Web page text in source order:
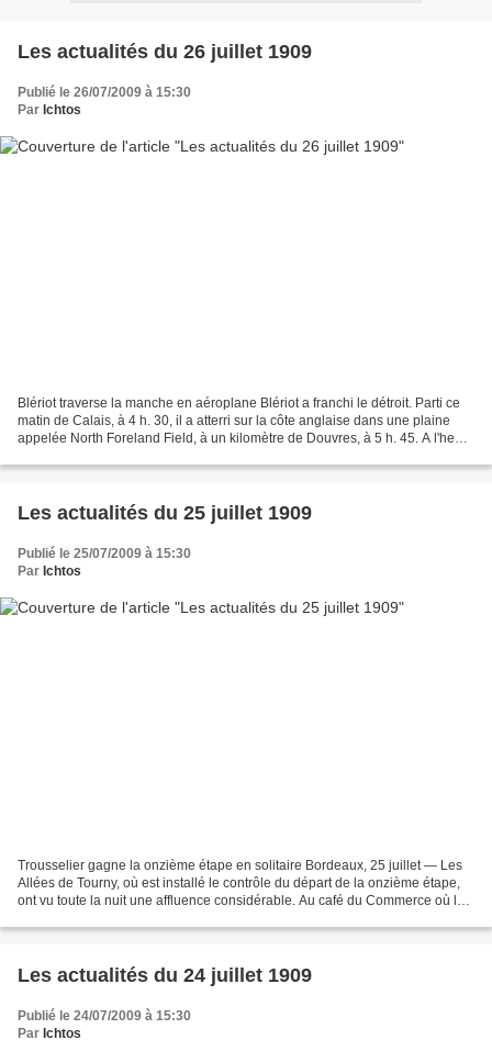
Les actualités du 26 juillet 1909
Publié le 26/07/2009 à 15:30
Par Ichtos
Blériot traverse la manche en aéroplane Blériot a franchi le détroit. Parti ce
matin de Calais, à 4 h. 30, il a atterri sur la côte anglaise dans une plaine
appelée North Foreland Field, à un kilomètre de Douvres, à 5 h. 45. A l'heure
Les actualités du 25 juillet 1909
Publié le 25/07/2009 à 15:30
Par Ichtos
Trousselier gagne la onzième étape en solitaire Bordeaux, 25 juillet — Les
Allées de Tourny, où est installé le contrôle du départ de la onzième étape,
ont vu toute la nuit une affluence considérable. Au café du Commerce où le
Les actualités du 24 juillet 1909
Publié le 24/07/2009 à 15:30
Par Ichtos